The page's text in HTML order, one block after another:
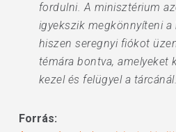
fordulni. A minisztérium
igyekszik megkönnyíteni
hiszen seregnyi fiókot
témára bontva, amelyeket
kezel és felügyel a
Forrás: